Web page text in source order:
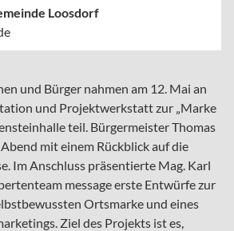
Loosdorf
und Bürger nahmen am 12. Mai an
und Projektwerkstatt zur „Marke
teil. Bürgermeister Thomas
mit einem Rückblick auf die
Im Anschluss präsentierte Mag. Karl
message erste Entwürfe zur
Ortsmarke und eines
Ziel des Projekts ist es,